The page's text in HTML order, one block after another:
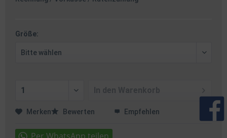
Größe:
Merken Bewerten Empfehlen